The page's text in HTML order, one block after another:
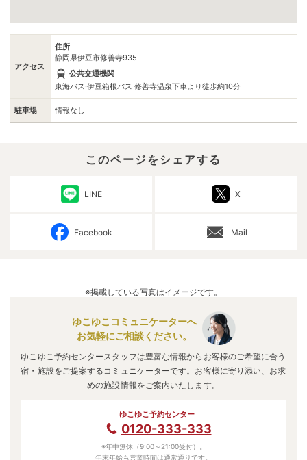
アクセス
住所
静岡県伊豆市修善寺935
公共交通機関
東海バス·伊豆箱根バス 修善寺温泉下車より徒歩約10分
駐車場 情報なし
このページをシェアする
LINE X
Facebook Mail
※掲載している写真はイメージです。
ゆこゆこコミュニケーターへ
お気軽にご相談ください。
ゆこゆこ予約センタースタッフは豊富な情報からお客様のご希望に合う
宿・施設をご提案するコミュニケーターです。お客様に寄り添い、お求
めの施設情報をご案内いたします。
ゆこゆこ予約センター
0120-333-333
※年中無休（9:00～21:00受付）。
年末年始も営業時間は通常通りです。